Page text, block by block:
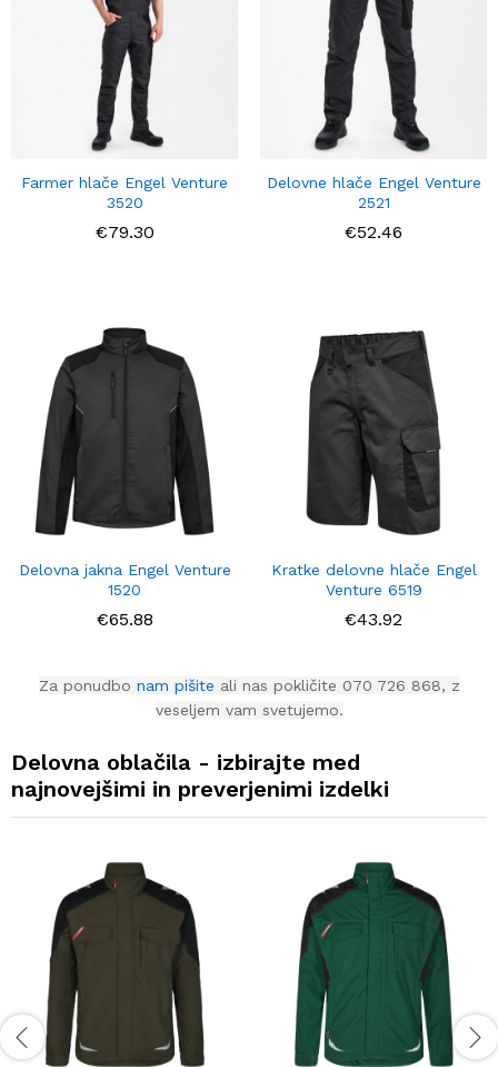
Farmer hlače Engel Venture
3520
€79.30
Delovne hlače Engel Venture
2521
€52.46
Delovna jakna Engel Venture
1520
€65.88
Kratke delovne hlače Engel
Venture 6519
€43.92
Za ponudbo nam pišite ali nas pokličite 070 726 868, z
veseljem vam svetujemo.
Delovna oblačila - izbirajte med
najnovejšimi in preverjenimi izdelki